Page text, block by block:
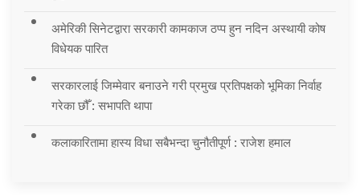
अमेरिकी सिनेटद्वारा सरकारी कामकाज ठप्प हुन नदिन अस्थायी कोष
विधेयक पारित
सरकारलाई जिम्मेवार बनाउने गरी प्रमुख प्रतिपक्षको भूमिका निर्वाह
गरेका छौँ : सभापति थापा
कलाकारितामा हास्य विधा सबैभन्दा चुनौतीपूर्ण : राजेश हमाल